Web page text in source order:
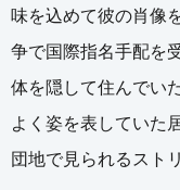
味を込めて彼の肖像
争で国際指名手配を
体を隠して住んでい
よく姿を表していた
団地で見られるスト